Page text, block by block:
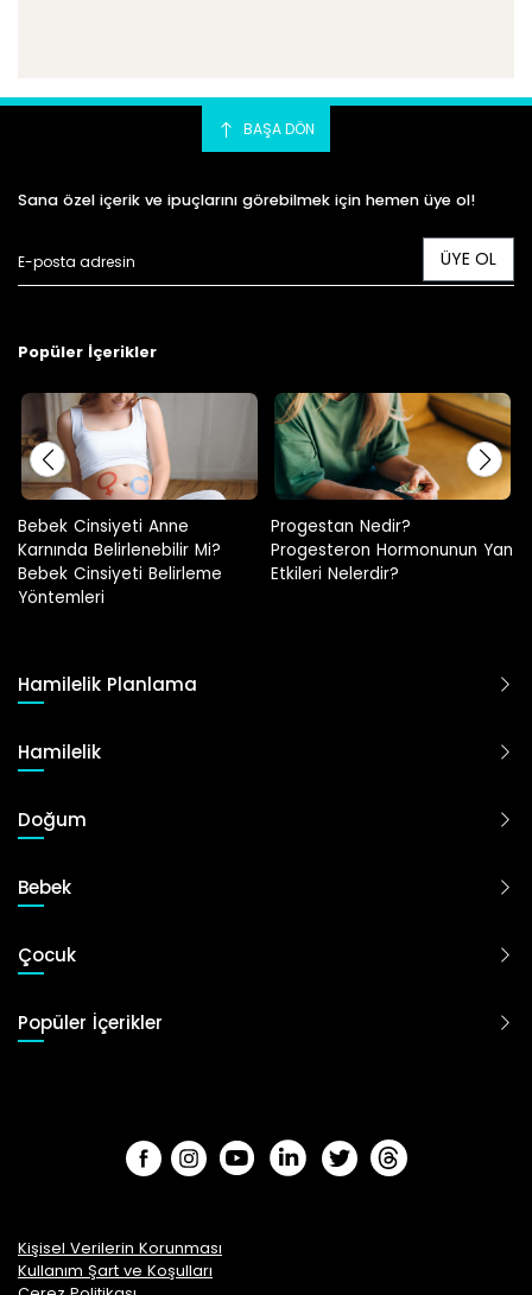
BAŞA DÖN
Sana özel içerik ve ipuçlarını görebilmek için hemen üye ol!
ÜYE OL
Popüler İçerikler
Progestan Nedir?
Progesteron Hormonunun Yan
Etkileri Nelerdir?
Hamilelikte Adet Görülür Mü?
Hamilelik Planlama
Hamilelik
Doğum
Bebek
Çocuk
Popüler İçerikler
Kişisel Verilerin Korunması
Kullanım Şart ve Koşulları